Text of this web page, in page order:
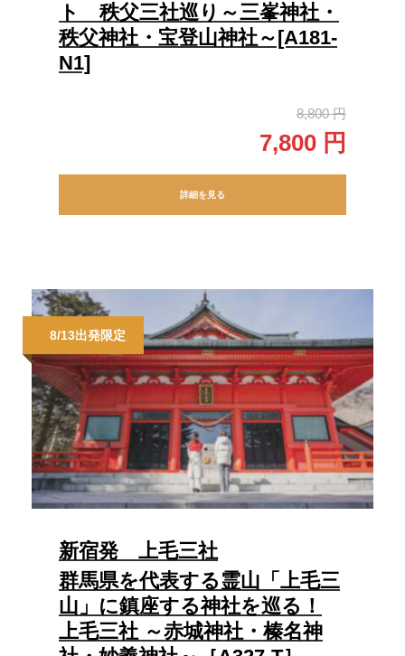
ト 秩父三社巡り～三峯神社・
秩父神社・宝登山神社～[A181-
N1]
8,800 円
7,800 円
詳細を見る
8/13出発限定
新宿発 上毛三社
群馬県を代表する霊山「上毛三
山」に鎮座する神社を巡る！
上毛三社 ～赤城神社・榛名神